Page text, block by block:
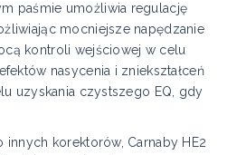
paśmie umożliwia regulację
mocniejsze napędzanie
kontroli wejściowej w celu
nasycenia i zniekształceń
uzyskania czystszego EQ, gdy
korektorów, Carnaby HE2